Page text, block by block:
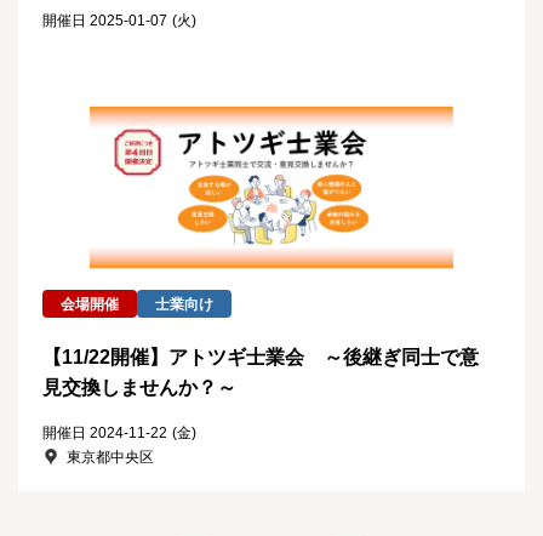
開催日 2025-01-07 (火)
会場開催 士業向け
【11/22開催】アトツギ士業会 ～後継ぎ同士で意
見交換しませんか？～
開催日 2024-11-22 (金)
東京都中央区